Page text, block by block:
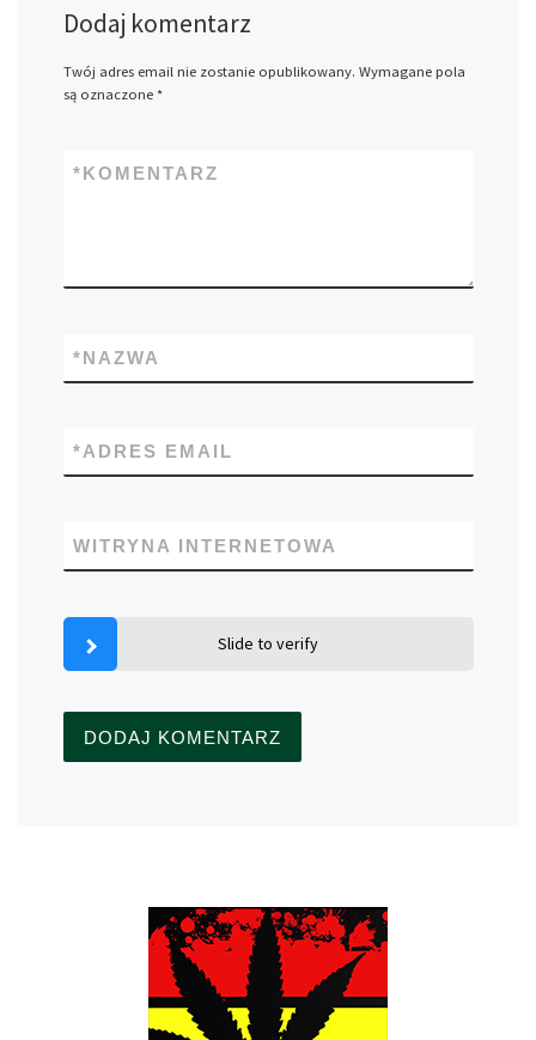
Dodaj komentarz
Twój adres email nie zostanie opublikowany. Wymagane pola
są oznaczone *
KOMENTARZ
*
NAZWA
*
ADRES EMAIL
*
WITRYNA INTERNETOWA
Slide to verify